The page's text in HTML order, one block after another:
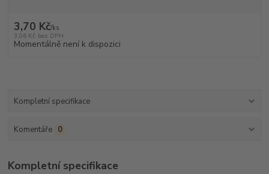
3,70 Kč/ks
3,06 Kč bez DPH
Momentálně není k dispozici
Kompletní specifikace
Komentáře 0
Kompletní specifikace